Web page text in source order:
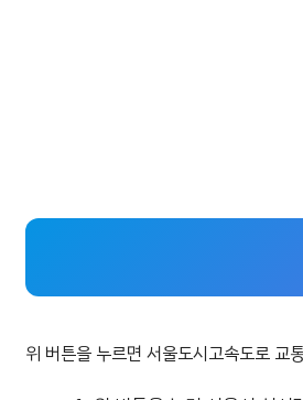
위 버튼을 누르면 서울도시고속도로 교